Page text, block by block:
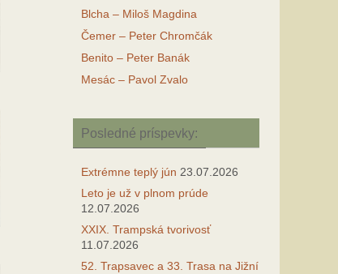
Blcha – Miloš Magdina
Čemer – Peter Chromčák
Benito – Peter Banák
Mesác – Pavol Zvalo
Posledné príspevky:
Extrémne teplý jún 23.07.2026
Leto je už v plnom prúde
12.07.2026
XXIX. Trampská tvorivosť
11.07.2026
52. Trapsavec a 33. Trasa na Jižní